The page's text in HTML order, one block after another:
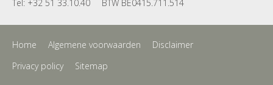
Tel: +32 51 33.10.40
BTW BE0415.711.514
Home Algemene voorwaarden
Disclaimer
Privacy policy
Sitemap